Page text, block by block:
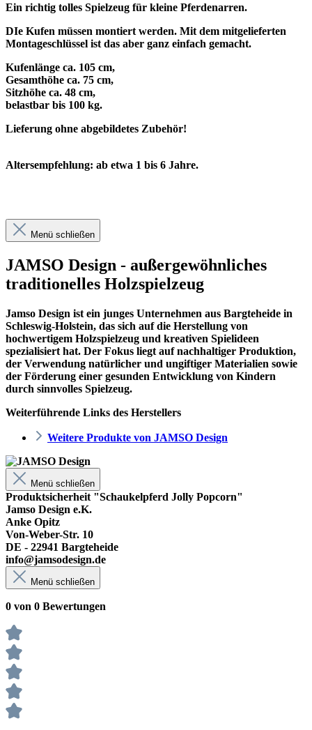
Ein richtig tolles Spielzeug für kleine Pferdenarren.
DIe Kufen müssen montiert werden. Mit dem mitgelieferten
Montageschlüssel ist das aber ganz einfach gemacht.
Kufenlänge ca. 105 cm,
Gesamthöhe ca. 75 cm,
Sitzhöhe ca. 48 cm,
belastbar bis 100 kg.
Lieferung ohne abgebildetes Zubehör!
Altersempfehlung: ab etwa 1 bis 6 Jahre.
Menü schließen
JAMSO Design - außergewöhnliches
traditionelles Holzspielzeug
Jamso Design ist ein junges Unternehmen aus Bargteheide in
Schleswig-Holstein, das sich auf die Herstellung von
hochwertigem Holzspielzeug und kreativen Spielideen
spezialisiert hat. Der Fokus liegt auf nachhaltiger Produktion,
der Verwendung natürlicher und ungiftiger Materialien sowie
der Förderung einer gesunden Entwicklung von Kindern
durch sinnvolles Spielzeug.
Weiterführende Links des Herstellers
Weitere Produkte von JAMSO Design
Menü schließen
Produktsicherheit "Schaukelpferd Jolly Popcorn"
Jamso Design e.K.
Anke Opitz
Von-Weber-Str. 10
DE - 22941 Bargteheide
info@jamsodesign.de
Menü schließen
0 von 0 Bewertungen